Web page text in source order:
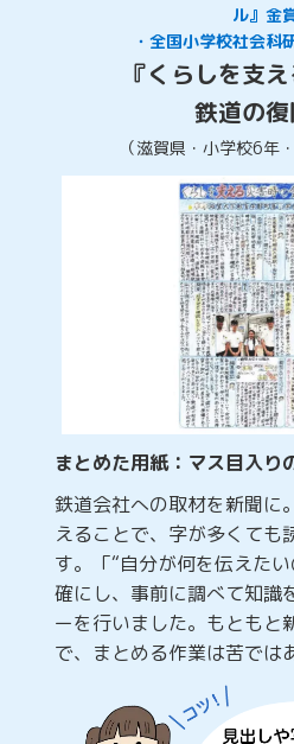
ル』金
・全国小学校社会科
『くらしを支
鉄道の復
（滋賀県・小学校6年
まとめた用紙：マス目入り
鉄道会社への取材を新聞に
えることで、字が多くても
す。「“自分が何を伝えた
確にし、事前に調べて知識
ーを行いました。もともと
で、まとめる作業は苦では